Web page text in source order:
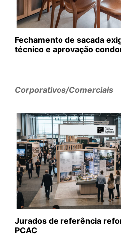
Fechamento de sacada
técnico e aprovação
Corporativos/Comerciais
Jurados de referência
PCAC